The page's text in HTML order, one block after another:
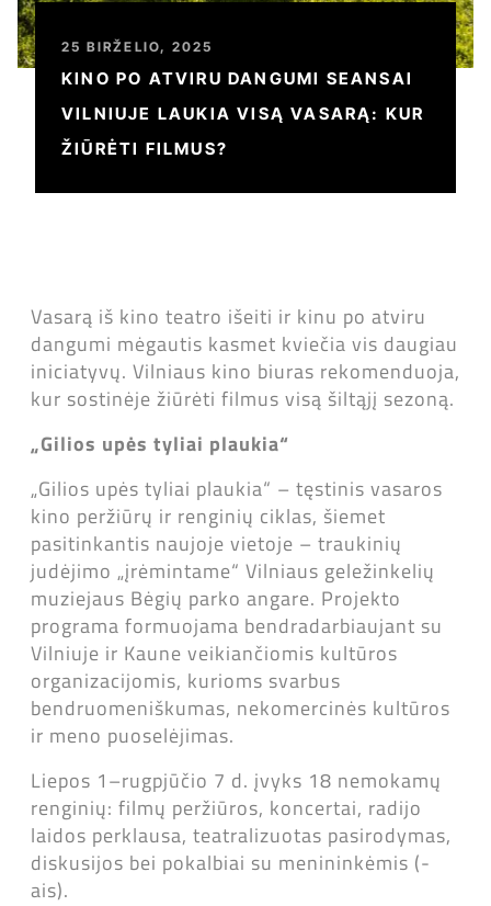
25 BIRŽELIO, 2025
KINO PO ATVIRU DANGUMI SEANSAI
VILNIUJE LAUKIA VISĄ VASARĄ: KUR
ŽIŪRĖTI FILMUS?
Vasarą iš kino teatro išeiti ir kinu po atviru
dangumi mėgautis kasmet kviečia vis daugiau
iniciatyvų. Vilniaus kino biuras rekomenduoja,
kur sostinėje žiūrėti filmus visą šiltąjį sezoną.
„Gilios upės tyliai plaukia“
„Gilios upės tyliai plaukia“ – tęstinis vasaros
kino peržiūrų ir renginių ciklas, šiemet
pasitinkantis naujoje vietoje – traukinių
judėjimo „įrėmintame“ Vilniaus geležinkelių
muziejaus Bėgių parko angare. Projekto
programa formuojama bendradarbiaujant su
Vilniuje ir Kaune veikiančiomis kultūros
organizacijomis, kurioms svarbus
bendruomeniškumas, nekomercinės kultūros
ir meno puoselėjimas.
Liepos 1–rugpjūčio 7 d. įvyks 18 nemokamų
renginių: filmų peržiūros, koncertai, radijo
laidos perklausa, teatralizuotas pasirodymas,
diskusijos bei pokalbiai su menininkėmis (-
ais).